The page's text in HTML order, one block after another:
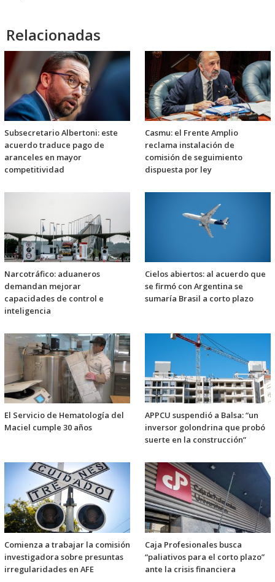
Relacionadas
Subsecretario Albertoni: este
acuerdo traduce pago de
aranceles en mayor
competitividad
Casmu: el Frente Amplio
reclama instalación de
comisión de seguimiento
dispuesta por ley
Narcotráfico: aduaneros
demandan mejorar
capacidades de control e
inteligencia
Cielos abiertos: al acuerdo que
se firmó con Argentina se
sumaría Brasil a corto plazo
El Servicio de Hematología del
Maciel cumple 30 años
APPCU suspendió a Balsa: “un
inversor golondrina que probó
suerte en la construcción”
Comienza a trabajar la comisión
investigadora sobre presuntas
irregularidades en AFE
Caja Profesionales busca
“paliativos para el corto plazo”
ante la crisis financiera